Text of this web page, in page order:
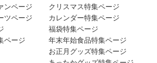
ンページ
ツページ
ページ
クリスマス特集ページ
カレンダー特集ページ
福袋特集ページ
年末年始食品特集ページ
お正月グッズ特集ページ